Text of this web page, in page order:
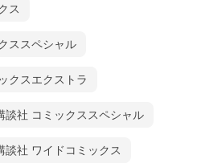
ス
ススペシャル
クスエクストラ
談社 コミックススペシャル
談社 ワイドコミックス